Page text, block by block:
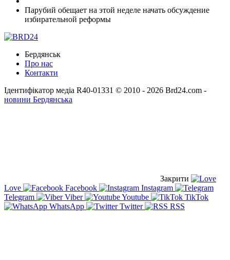
Парубий обещает на этой неделе начать обсуждение
избирательной реформы
Бердянськ
Про нас
Контакти
Ідентифікатор медіа R40-01331 © 2010 - 2026 Brd24.com -
новини Бердянська
Закрити
Love
Facebook
Instagram
Telegram
Viber Youtube
TikTok
WhatsApp
Twitter RSS